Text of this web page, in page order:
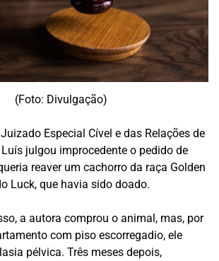
(Foto: Divulgação)
Juizado Especial Cível e das Relações de
julgou improcedente o pedido de
reaver um cachorro da raça Golden
Luck, que havia sido doado.
a autora comprou o animal, mas, por
com piso escorregadio, ele
pélvica. Três meses depois,